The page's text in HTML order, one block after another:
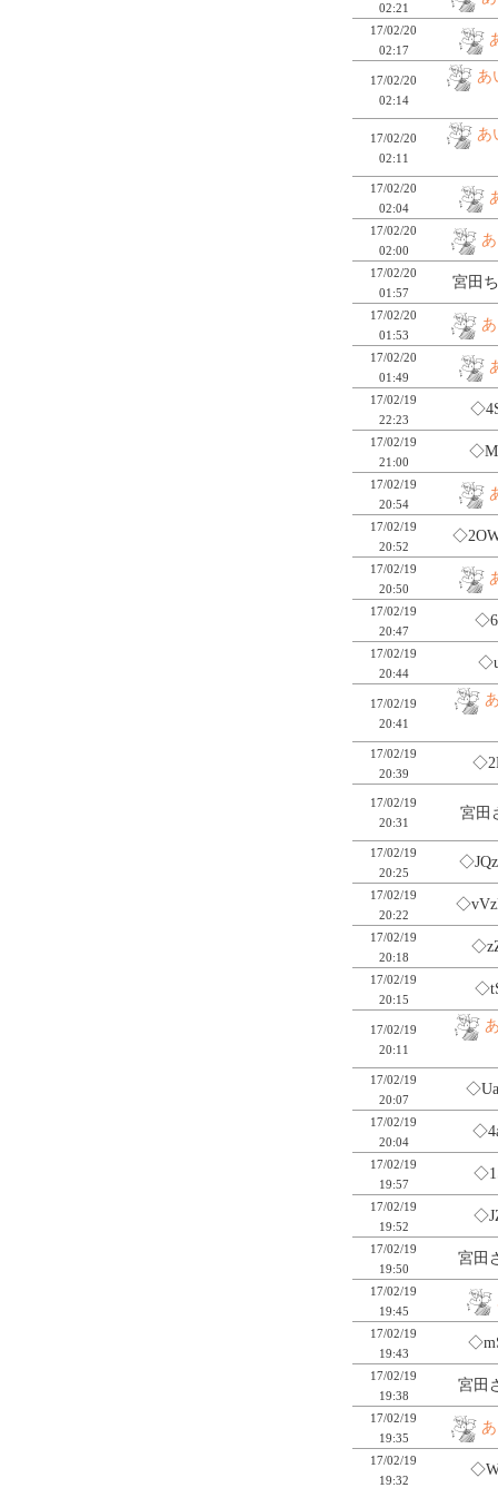
02:21
17/02/20
02:17
17/02/20
02:14
あ
17/02/20
02:11
あ
17/02/20
02:04
17/02/20
02:00
17/02/20
01:57
宮田
17/02/20
01:53
17/02/20
01:49
17/02/19
22:23
17/02/19
21:00
17/02/19
20:54
17/02/19
20:52
17/02/19
20:50
17/02/19
20:47
17/02/19
20:44
17/02/19
20:41
17/02/19
20:39
17/02/19
20:31
宮田
17/02/19
20:25
17/02/19
20:22
17/02/19
20:18
17/02/19
20:15
17/02/19
20:11
17/02/19
20:07
17/02/19
20:04
17/02/19
19:57
17/02/19
19:52
17/02/19
19:50
宮田
17/02/19
19:45
17/02/19
19:43
17/02/19
19:38
宮田
17/02/19
19:35
17/02/19
19:32